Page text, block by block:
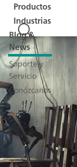
Productos
Industrias
Blog &
News
Soporte y
Servicio
Conózcanos